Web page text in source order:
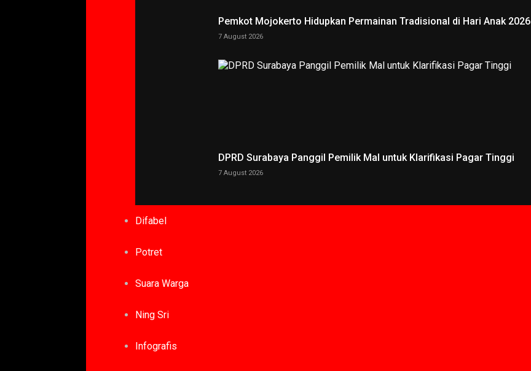
Pemkot Mojokerto Hidupkan Permainan Tradisional di Hari Anak 2026
7 August 2026
DPRD Surabaya Panggil Pemilik Mal untuk Klarifikasi Pagar Tinggi
7 August 2026
Difabel
Potret
Suara Warga
Ning Sri
Infografis